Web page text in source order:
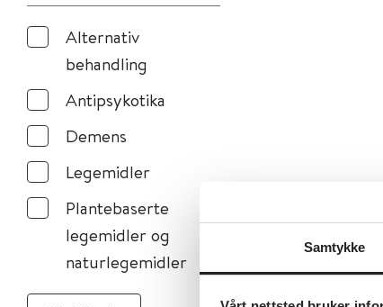
Samtykke
Alternativ
behandling
Antipsykotika
Demens
Legemidler
Plantebaserte
legemidler og
naturlegemidler